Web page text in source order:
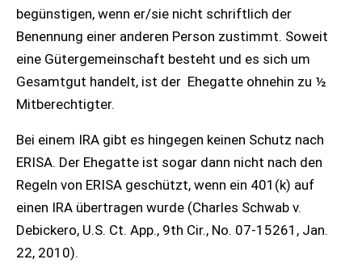
begünstigen, wenn er/sie nicht schriftlich der
Benennung einer anderen Person zustimmt. Soweit
eine Gütergemeinschaft besteht und es sich um
Gesamtgut handelt, ist der Ehegatte ohnehin zu ½
Mitberechtigter.
Bei einem IRA gibt es hingegen keinen Schutz nach
ERISA. Der Ehegatte ist sogar dann nicht nach den
Regeln von ERISA geschützt, wenn ein 401(k) auf
einen IRA übertragen wurde (Charles Schwab v.
Debickero, U.S. Ct. App., 9th Cir., No. 07-15261, Jan.
22, 2010).